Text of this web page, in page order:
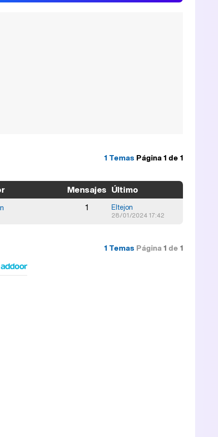
1 Temas Página1 de 1
Mensajes Último
1 Eltejon
28/01/2024 17:42
1 Temas Página1 de 1